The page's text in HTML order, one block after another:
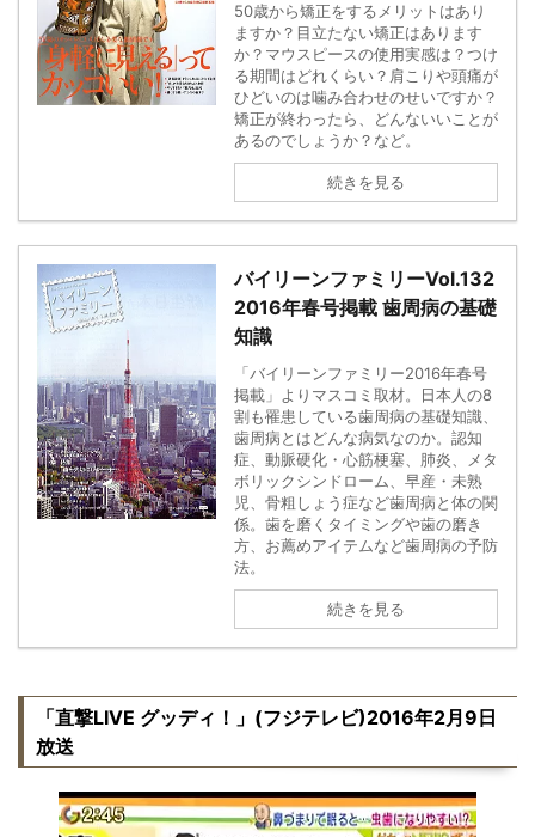
50歳から矯正をするメリットはあり
ますか？目立たない矯正はあります
か？マウスピースの使用実感は？つけ
る期間はどれくらい？肩こりや頭痛が
ひどいのは噛み合わせのせいですか？
矯正が終わったら、どんないいことが
あるのでしょうか？など。
続きを見る
バイリーンファミリーVol.132
2016年春号掲載 歯周病の基礎
知識
「バイリーンファミリー2016年春号
掲載」よりマスコミ取材。日本人の8
割も罹患している歯周病の基礎知識、
歯周病とはどんな病気なのか。認知
症、動脈硬化・心筋梗塞、肺炎、メタ
ボリックシンドローム、早産・未熟
児、骨粗しょう症など歯周病と体の関
係。歯を磨くタイミングや歯の磨き
方、お薦めアイテムなど歯周病の予防
法。
続きを見る
「直撃LIVE グッディ！」(フジテレビ)2016年2月9日
放送